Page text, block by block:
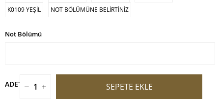
K0109 YEŞİL
NOT BÖLÜMÜNE BELİRTİNİZ
Not Bölümü
ADET